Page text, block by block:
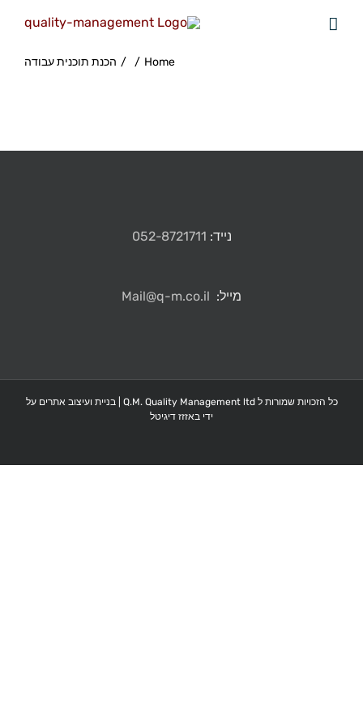
Home
/
/ הכנת תוכנית עבודה
נייד: 052-8721711
מייל: Mail@q-m.co.il
כל הזכויות שמורות ל Q.M. Quality Management ltd |
בניית ועיצוב אתרים על
ידי באזזז דיגיטל